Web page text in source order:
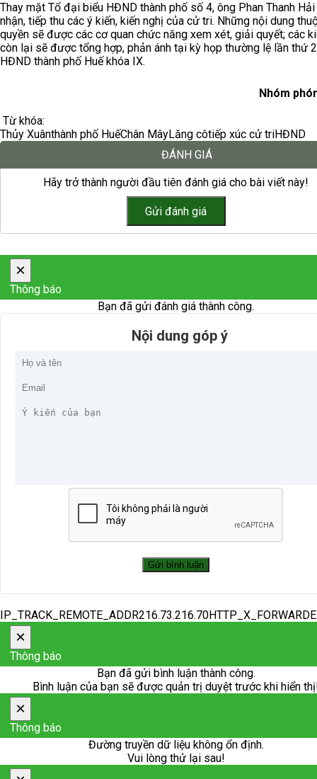
Thay mặt Tổ đại biểu HĐND thành phố số 4, ông Phan Thanh
nhận, tiếp thu các ý kiến, kiến nghị của cử tri. Những nội dung
quyền sẽ được các cơ quan chức năng xem xét, giải quyết; các
còn lại sẽ được tổng hợp, phản ánh tại kỳ họp thường lệ lần thứ
HĐND thành phố Huế khóa IX.
Nhóm
Từ khóa:
Thủy Xuânthành phố HuếChân MâyLăng côtiếp xúc cử triHĐND
ĐÁNH GIÁ
Hãy trở thành người đầu tiên đánh giá cho bài viết này!
×
Thông báo
Bạn đã gửi đánh giá thành công.
Nội dung góp ý
×
Thông báo
Bạn đã gửi bình luận thành công.
Bình luận của bạn sẽ được quản trị duyệt trước khi hiển
×
Thông báo
Đường truyền dữ liệu không ổn định.
Vui lòng thử lại sau!